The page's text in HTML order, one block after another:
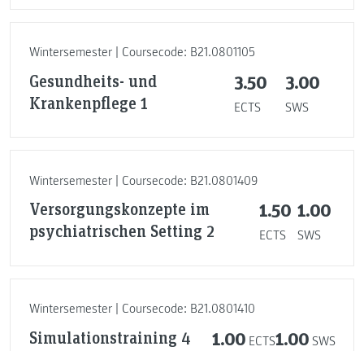
Wintersemester | Coursecode: B21.0801105
Gesundheits- und
Krankenpflege 1
3.50
ECTS
3.00
SWS
Wintersemester | Coursecode: B21.0801409
Versorgungskonzepte im
psychiatrischen Setting 2
1.50
ECTS
1.00
SWS
Wintersemester | Coursecode: B21.0801410
Simulationstraining 4 1.00 ECTS1.00 SWS